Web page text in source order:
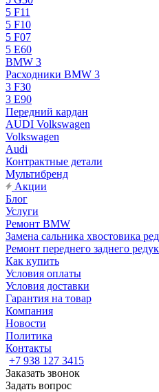
5 F11
5 F10
5 F07
5 E60
BMW 3
Расходники BMW 3
3 F30
3 E90
Передний кардан
AUDI Volkswagen
Volkswagen
Audi
Контрактные детали
Мультибренд
Акции
Блог
Услуги
Ремонт BMW
Замена сальника хвостовика
Ремонт переднего заднего
Как купить
Условия оплаты
Условия доставки
Гарантия на товар
Компания
Новости
Политика
Контакты
+7 938 127 3415
Заказать звонок
Задать вопрос